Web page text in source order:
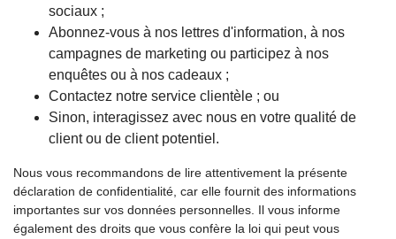
sociaux ;
Abonnez-vous à nos lettres d'information, à nos
campagnes de marketing ou participez à nos
enquêtes ou à nos cadeaux ;
Contactez notre service clientèle ; ou
Sinon, interagissez avec nous en votre qualité de
client ou de client potentiel.
Nous vous recommandons de lire attentivement la présente
déclaration de confidentialité, car elle fournit des informations
importantes sur vos données personnelles. Il vous informe
également des droits que vous confère la loi qui peut vous